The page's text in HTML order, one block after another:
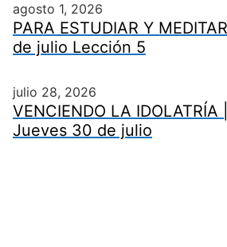
agosto 1, 2026
PARA ESTUDIAR Y
de julio Lección 5
julio 28, 2026
VENCIENDO LA
Jueves 30 de julio